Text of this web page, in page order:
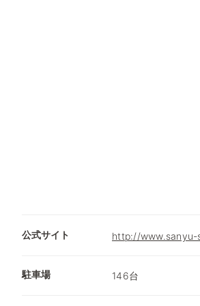
公式サイト http://www.sanyu-
駐車場 146台